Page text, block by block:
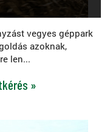
vegyes géppark
azoknak,
len...
»